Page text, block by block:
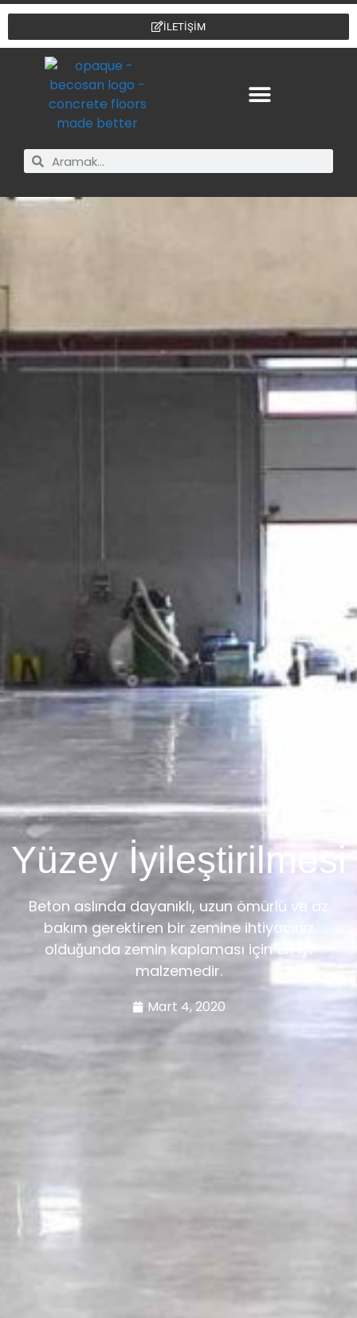
İLETİŞİM
Yüzey İyileştirilmesi
Beton aslında dayanıklı, uzun ömürlü ve az
bakım gerektiren bir zemine ihtiyacınız
olduğunda zemin kaplaması için en iyi
malzemedir.
Mart 4, 2020